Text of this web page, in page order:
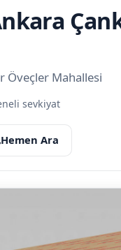
Öveçler Mahallesi
sevkiyat
Hemen Ara